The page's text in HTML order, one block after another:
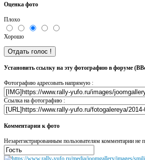
Оценка фото
Плохо
Хорошо
Установить ссылку на эту фотографию в форуме
Фотографию адресовать напрямую :
Ссылка на фотографию :
Комментарии к фото
Незарегистрированным пользователям комментарии не